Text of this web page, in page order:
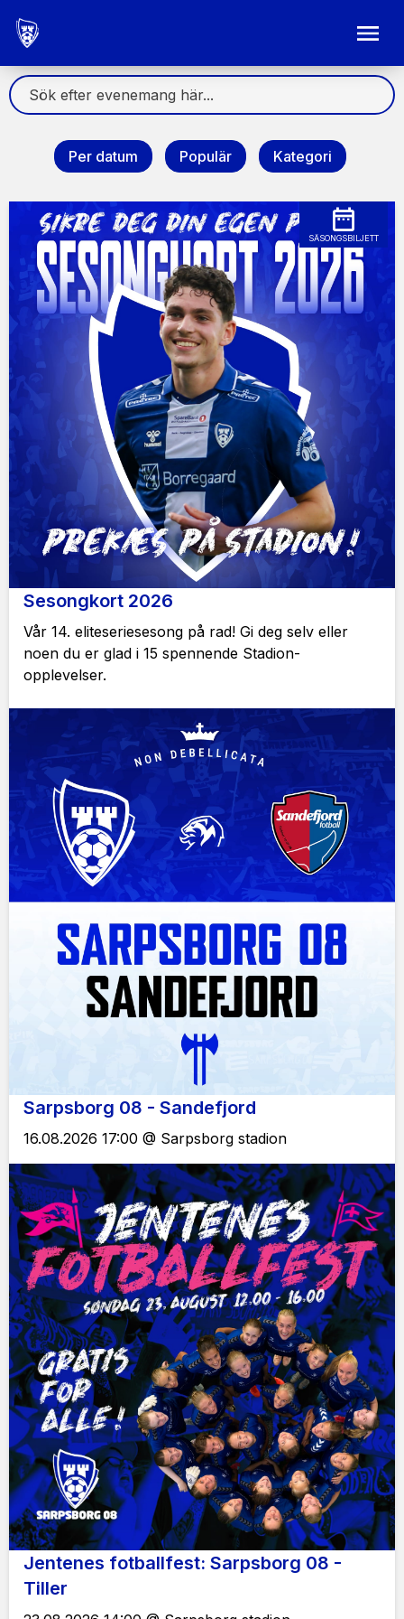
Per datum Populär Kategori
Sesongkort 2026
Vår 14. eliteseriesesong på rad! Gi deg selv eller
noen du er glad i 15 spennende Stadion-
opplevelser.
SÄSONGSBILJETT
Sarpsborg 08 - Sandefjord
16.08.2026 17:00 @ Sarpsborg stadion
Jentenes fotballfest: Sarpsborg 08 -
Tiller